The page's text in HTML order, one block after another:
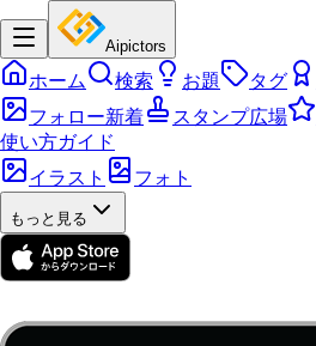
Aipictors
ホーム 検索 お題 タグ
フォロー新着
スタンプ広場
使い方ガイド
イラスト
フォト
もっと見る